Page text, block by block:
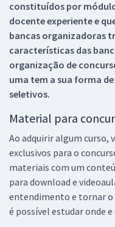
constituídos por
docente experiente e
bancas organizadoras
características das
organização de
uma tem a sua forma
seletivos.
Material para
Ao adquirir algum curso,
exclusivos para o
materiais com um
para download e
entendimento e tornar o
é possível estudar onde e